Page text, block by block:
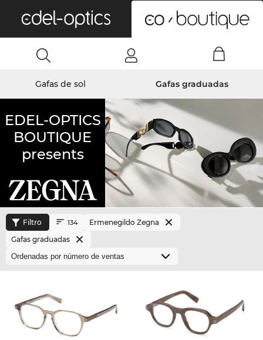
Gafas de sol Gafas graduadas
EDEL-OPTICS
BOUTIQUE
presents
Filtro 134
Ermenegildo Zegna
Gafas graduadas